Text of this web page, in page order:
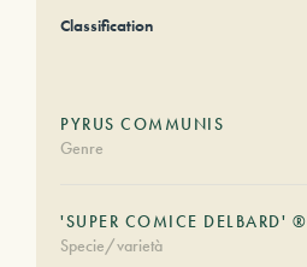
Classification
PYRUS COMMUNIS
Genre
'SUPER COMICE DELBARD' ®
Specie/varietà